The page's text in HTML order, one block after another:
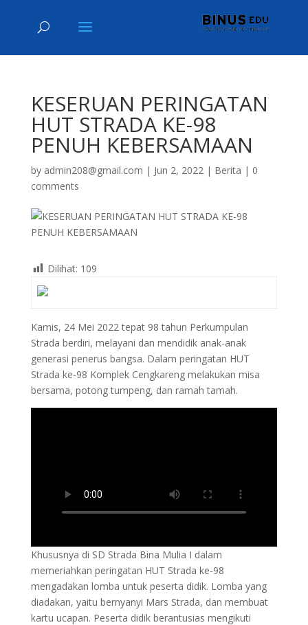
KESERUAN PERINGATAN
HUT STRADA KE-98
PENUH KEBERSAMAAN
by admin208@gmail.com | Jun 2, 2022| Berita | 0
comments
Dilihat: 109
Kamis, 24 Mei 2022 tepat 98 tahun Perkumpulan
Strada berdiri, melayani dan mendidik anak-anak
generasi penerus bangsa. Dalam peringatan HUT
Strada ke-98 Komplek Cengkareng melakukan misa
bersama, potong tumpeng, dan ramah tamah.
Khususnya di SD Strada Bina Mulia I dalam
memeriahkan peringatan HUT Strada ke-98
mengadakan lomba untuk peserta didik. Lomba yang
diadakan, yaitu bernyanyi Mars Strada, dan membuat
kartu ucapan. Peserta didik berantusias mengikuti